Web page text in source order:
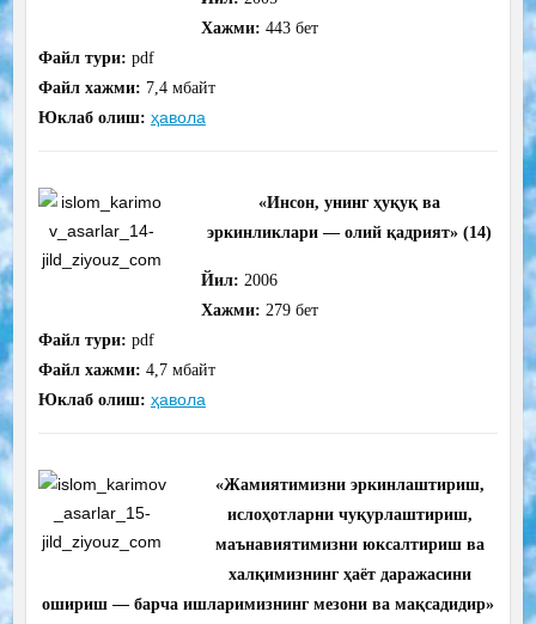
Хажми: 443бет
Файл тури: pdf
Файл хажми: 7,4 мбайт
Юклаб олиш: ҳавола
«Инсон, унинг ҳуқуқ ва
эркинликлари — олий қадрият» (14)
Йил: 2006
Хажми: 279бет
Файл тури: pdf
Файл хажми: 4,7 мбайт
Юклаб олиш: ҳавола
«Жамиятимизни эркинлаштириш,
ислоҳотларни чуқурлаштириш,
маънавиятимизни юксалтириш ва
халқимизнинг ҳаёт даражасини
ошириш — барча ишларимизнинг мезони ва мақсадидир»